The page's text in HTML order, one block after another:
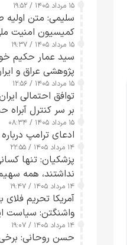
۱۵ مرداد ۱۴۰۵ / ۱۹:۵۲
سلیمی: متن اولیه
کمیسیون امنیت
۱۵ مرداد ۱۴۰۵ / ۱۹:۳۷
سید عمار حکیم
پژوهشی عراق و
۱۵ مرداد ۱۴۰۵ / ۱۲:۵۶
توافق احتمالی
بر سر کنترل آبراه
۱۵ مرداد ۱۴۰۵ / ۰۸:۳۴
ادعای ترامپ
۱۴ مرداد ۱۴۰۵ / ۲۲:۵۵
پزشکیان: تنها
نداشتند، همه
۱۴ مرداد ۱۴۰۵ / ۱۹:۴۷
آمریکا تحریم فلای
واشنگتن: سیاست
۱۴ مرداد ۱۴۰۵ / ۱۹:۰۷
حسن روحانی: